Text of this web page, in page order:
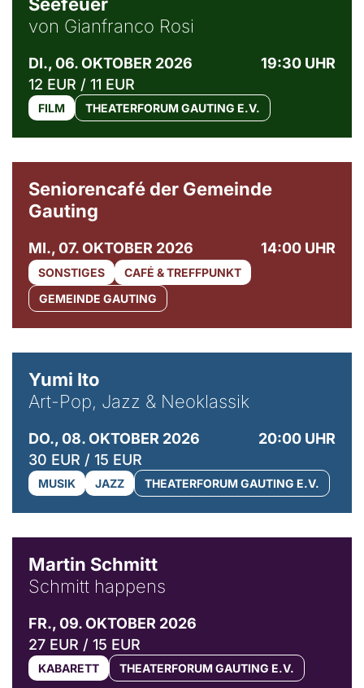
von Gianfranco Rosi
DI., 06. OKTOBER 2026
19:30 UHR
12 EUR / 11 EUR
FILM THEATERFORUM GAUTING E.V.
Seniorencafé der Gemeinde
Gauting
MI., 07. OKTOBER 2026 14:00 UHR
SONSTIGES
CAFÉ & TREFFPUNKT
GEMEINDE GAUTING
Yumi Ito
Art-Pop, Jazz & Neoklassik
DO., 08. OKTOBER 2026
20:00 UHR
30 EUR / 15 EUR
MUSIK JAZZ THEATERFORUM GAUTING E.V.
Martin Schmitt
Schmitt happens
FR., 09. OKTOBER 2026
27 EUR / 15 EUR
KABARETT THEATERFORUM GAUTING E.V.